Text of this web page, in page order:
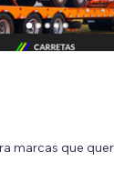
marcas que